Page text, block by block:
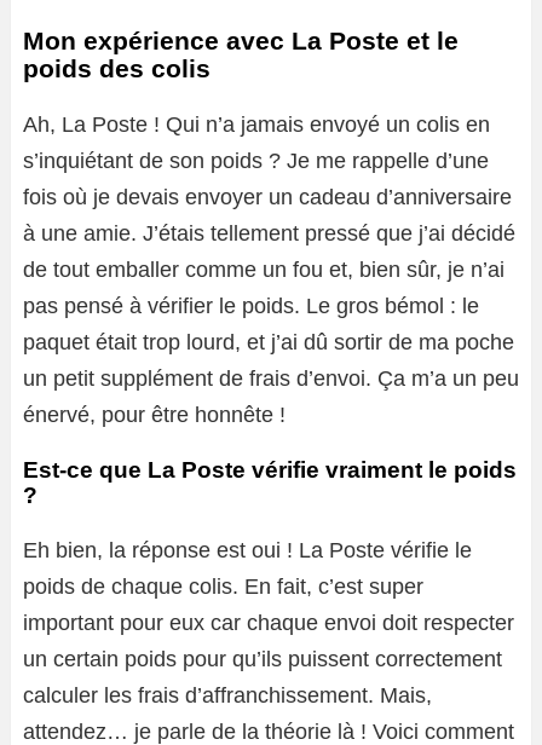
Mon expérience avec La Poste et le
poids des colis
Ah, La Poste ! Qui n’a jamais envoyé un colis en
s’inquiétant de son poids ? Je me rappelle d’une
fois où je devais envoyer un cadeau d’anniversaire
à une amie. J’étais tellement pressé que j’ai décidé
de tout emballer comme un fou et, bien sûr, je n’ai
pas pensé à vérifier le poids. Le gros bémol : le
paquet était trop lourd, et j’ai dû sortir de ma poche
un petit supplément de frais d’envoi. Ça m’a un peu
énervé, pour être honnête !
Est-ce que La Poste vérifie vraiment le poids
?
Eh bien, la réponse est oui ! La Poste vérifie le
poids de chaque colis. En fait, c’est super
important pour eux car chaque envoi doit respecter
un certain poids pour qu’ils puissent correctement
calculer les frais d’affranchissement. Mais,
attendez… je parle de la théorie là ! Voici comment